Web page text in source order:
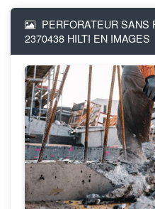
PERFORATEUR
2370438 HILTI EN IMAGES